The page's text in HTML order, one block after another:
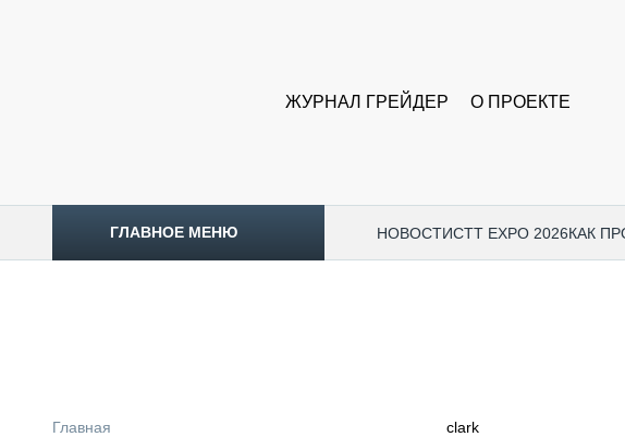
ЖУРНАЛ ГРЕЙДЕР О ПРОЕКТЕ
ГЛАВНОЕ МЕНЮ НОВОСТИCTT EXPO 2026КАК
Главная clark